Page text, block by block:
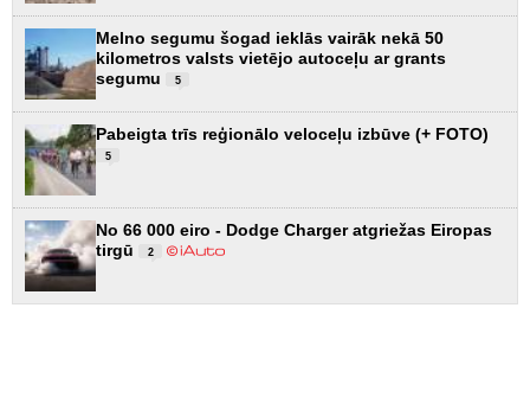
Melno segumu šogad ieklās vairāk nekā 50
kilometros valsts vietējo autoceļu ar grants
segumu
5
Pabeigta trīs reģionālo veloceļu izbūve (+ FOTO)
5
No 66 000 eiro - Dodge Charger atgriežas Eiropas
tirgū
2